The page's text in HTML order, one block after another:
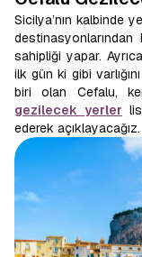
Sicilya’nın kalbinde
destinasyonlarından
sahipliği yapar.
ilk gün ki gibi
biri olan Cefalu,
gezilecek yerler
ederek açıklayacağız.